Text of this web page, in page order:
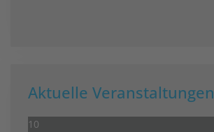
Aktuelle Veranstaltungen
10